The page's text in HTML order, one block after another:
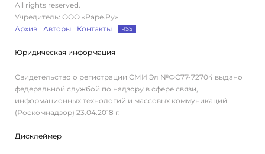
All rights reserved.
Учредитель: ООО «Раре.Ру»
Архив
Авторы Контакты RSS
Юридическая информация
Свидетельство о регистрации СМИ Эл №ФС77-72704 выдано
федеральной службой по надзору в сфере связи,
информационных технологий и массовых коммуникаций
(Роскомнадзор) 23.04.2018 г.
Дисклеймер